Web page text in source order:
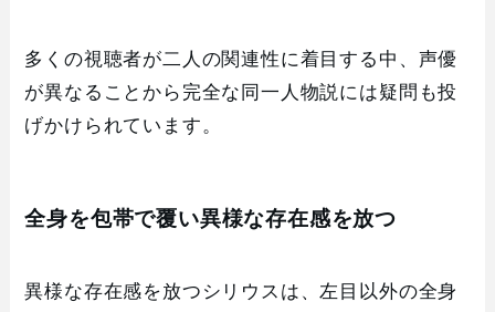
多くの視聴者が二人の関連性に着目する中、声優
が異なることから完全な同一人物説には疑問も投
げかけられています。
全身を包帯で覆い異様な存在感を放つ
異様な存在感を放つシリウスは、左目以外の全身